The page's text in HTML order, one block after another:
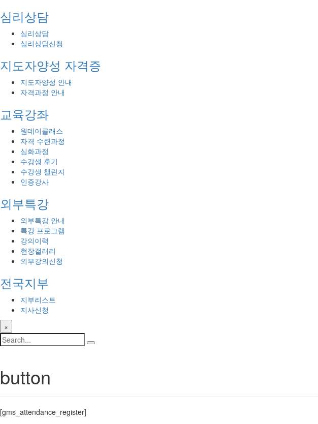
심리상담
심리상담
심리상담신청
지도자양성 자격증
지도자양성 안내
자격과정 안내
교육강좌
원데이클래스
자격 수련과정
심화과정
수강생 후기
수강생 챌린지
인증강사
외부특강
외부특강 안내
특강 프로그램
강의이력
현장갤러리
외부강의신청
전국지부
지부리스트
지사신청
×
button
[gms_attendance_register]